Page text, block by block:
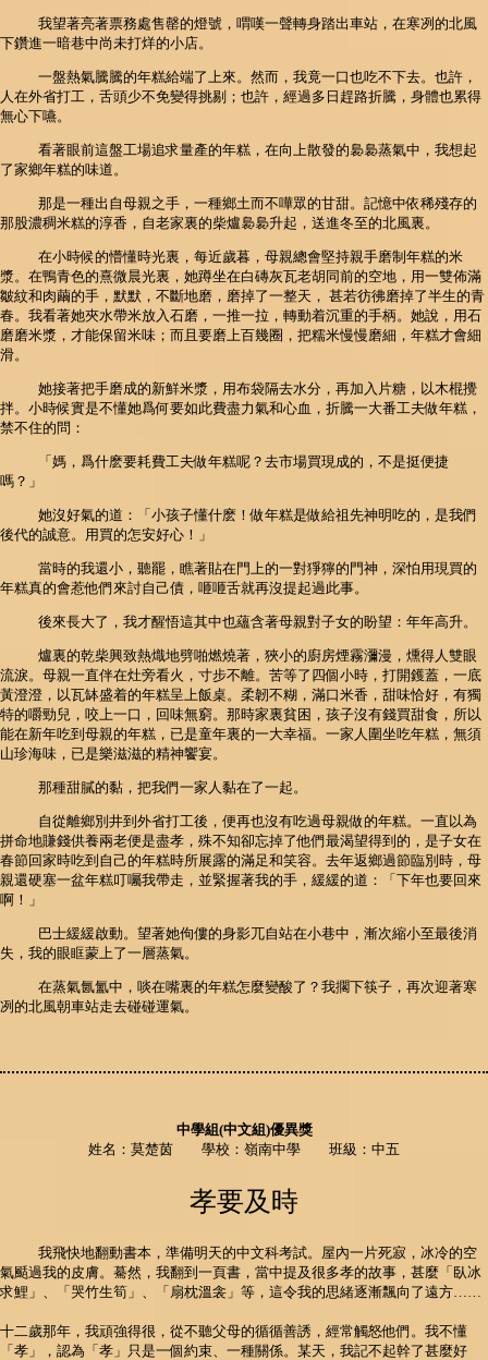
我望著亮著票務處售罄的燈號，喟嘆一聲轉身踏出車站，在寒冽的北風
下鑽進一暗巷中尚未打烊的小店。
一盤熱氣騰騰的年糕給端了上來。然而，我竟一口也吃不下去。也許，
人在外省打工，舌頭少不免變得挑剔；也許，經過多日趕路折騰，身體也累得
無心下嚥。
看著眼前這盤工場追求量產的年糕，在向上散發的裊裊蒸氣中，我想起
了家鄉年糕的味道。
那是一種出自母親之手，一種鄉土而不嘩眾的甘甜。記憶中依稀殘存的
那股濃稠米糕的淳香，自老家裏的柴爐裊裊升起，送進冬至的北風裏。
在小時候的懵懂時光裏，每近歲暮，母親總會堅持親手磨制年糕的米
漿。在鴨青色的熹微晨光裏，她蹲坐在白磚灰瓦老胡同前的空地，用一雙佈滿
皺紋和肉繭的手，默默，不斷地磨，磨掉了一整天， 甚若彷彿磨掉了半生的青
春。我看著她夾水帶米放入石磨，一推一拉，轉動着沉重的手柄。她說，用石
磨磨米漿，才能保留米味；而且要磨上百幾圈，把糯米慢慢磨細，年糕才會細
滑。
她接著把手磨成的新鮮米漿，用布袋隔去水分，再加入片糖，以木棍攪
拌。小時候實是不懂她爲何要如此費盡力氣和心血，折騰一大番工夫做年糕，
禁不住的問：
「媽，爲什麽要耗費工夫做年糕呢？去市場買現成的，不是挺便捷
嗎？」
她沒好氣的道：「小孩子懂什麽！做年糕是做給祖先神明吃的，是我們
後代的誠意。用買的怎安好心！」
當時的我還小，聽罷，瞧著貼在門上的一對猙獰的門神，深怕用現買的
年糕真的會惹他們來討自己債，咂咂舌就再沒提起過此事。
後來長大了，我才醒悟這其中也蘊含著母親對子女的盼望：年年高升。
爐裏的乾柴興致熱熾地劈啪燃燒著，狹小的廚房煙霧瀰漫，燻得人雙眼
流淚。母親一直伴在灶旁看火，寸步不離。苦等了四個小時，打開鑊蓋，一底
黃澄澄，以瓦缽盛着的年糕呈上飯桌。柔韌不糊，滿口米香，甜味恰好，有獨
特的嚼勁兒，咬上一口，回味無窮。那時家裏貧困，孩子沒有錢買甜食，所以
能在新年吃到母親的年糕，已是童年裏的一大幸福。一家人圍坐吃年糕，無須
山珍海味，已是樂滋滋的精神饗宴。
那種甜膩的黏，把我們一家人黏在了一起。
自從離鄉別井到外省打工後，便再也沒有吃過母親做的年糕。一直以為
拼命地賺錢供養兩老便是盡孝，殊不知卻忘掉了他們最渴望得到的，是子女在
春節回家時吃到自己的年糕時所展露的滿足和笑容。去年返鄉過節臨別時，母
親還硬塞一盆年糕叮囑我帶走，並緊握著我的手，緩緩的道：「下年也要回來
啊！」
巴士緩緩啟動。望著她佝僂的身影兀自站在小巷中，漸次縮小至最後消
失，我的眼眶蒙上了一層蒸氣。
在蒸氣氤氳中，啖在嘴裏的年糕怎麼變酸了？我擱下筷子，再次迎著寒
冽的北風朝車站走去碰碰運氣。
中學組(中文組)優異獎
姓名：莫楚茵 學校：嶺南中學 班級：中五
孝要及時
我飛快地翻動書本，準備明天的中文科考試。屋內一片死寂，冰冷的空
氣颳過我的皮膚。驀然，我翻到一頁書，當中提及很多孝的故事，甚麼「臥冰
求鯉」、「哭竹生筍」、「扇枕溫衾」等，這令我的思緒逐漸飄向了遠方……
十二歲那年，我頑強得很，從不聽父母的循循善誘，經常觸怒他們。我不懂
「孝」，認為「孝」只是一個約束、一種關係。某天，我記不起幹了甚麼好